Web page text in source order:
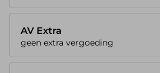
AV Extra
geen extra vergoeding